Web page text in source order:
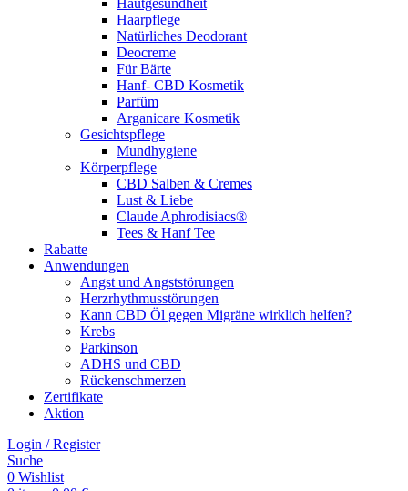
Hautgesundheit
Haarpflege
Natürliches Deodorant
Deocreme
Für Bärte
Hanf- CBD Kosmetik
Parfüm
Arganicare Kosmetik
Gesichtspflege
Mundhygiene
Körperpflege
CBD Salben & Cremes
Lust & Liebe
Claude Aphrodisiacs®
Tees & Hanf Tee
Rabatte
Anwendungen
Angst und Angststörungen
Herzrhythmusstörungen
Kann CBD Öl gegen Migräne wirklich helfen?
Krebs
Parkinson
ADHS und CBD
Rückenschmerzen
Zertifikate
Aktion
Login / Register
Suche
0 Wishlist